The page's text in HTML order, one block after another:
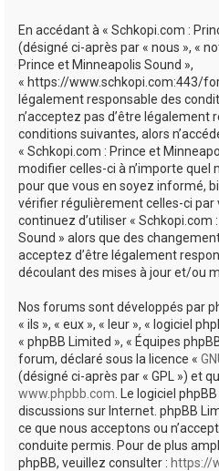
En accédant à « Schkopi.com :
(désigné ci-après par « nous », «
Prince et Minneapolis Sound »,
« https://www.schkopi.com:443/
légalement responsable des
n’acceptez pas d’être légalement
conditions suivantes, alors
« Schkopi.com : Prince et
modifier celles-ci à n’importe
pour que vous en soyez informé,
vérifier régulièrement celles-ci par
continuez d’utiliser « Schkopi.com
Sound » alors que des
acceptez d’être légalement
découlant des mises à jour et/ou
Nos forums sont développés par
« ils », « eux », « leur », « logiciel
« phpBB Limited », « Équipes
forum, déclaré sous la licence «
(désigné ci-après par « GPL ») et
www.phpbb.com . Le logiciel
discussions sur Internet. phpBB
ce que nous acceptons ou
conduite permis. Pour de plus
phpBB, veuillez consulter : https://